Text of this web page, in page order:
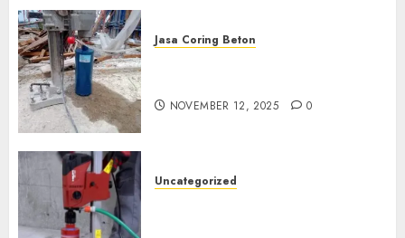
Jasa Coring Beton
NOVEMBER 12, 2025 0
Uncategorized